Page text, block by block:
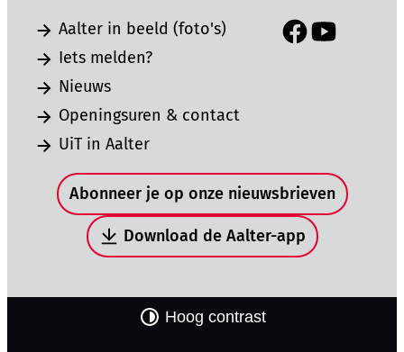
Aalter in beeld (foto's)
Iets melden?
Nieuws
Openingsuren & contact
UiT in Aalter
Facebook
YouTube
Snel naar
Abonneer je op onze nieuwsbrieven
Download de Aalter-app
Hoog contrast